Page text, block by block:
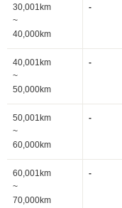
30,001km
~
40,000km
-
40,001km
~
50,000km
-
50,001km
~
60,000km
-
60,001km
~
70,000km
-